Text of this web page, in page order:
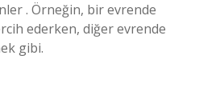
. Örneğin, bir evrende
ederken, diğer evrende
gibi.